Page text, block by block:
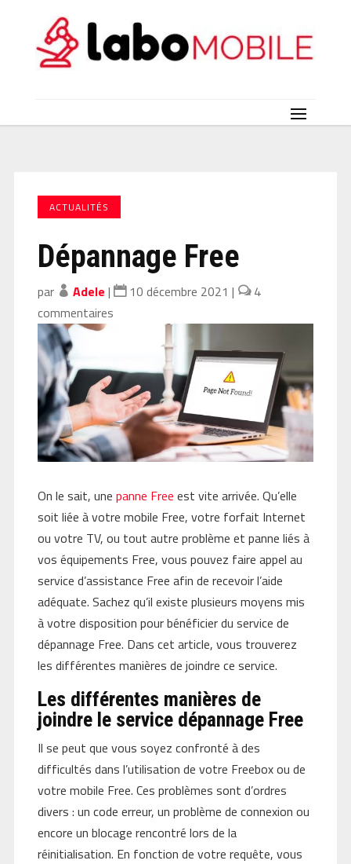
ACTUALITÉS
Dépannage Free
par Adele | 10 décembre 2021 |
4
commentaires
On le sait, une panne Free est vite arrivée. Qu’elle
soit liée à votre mobile Free, votre forfait Internet
ou votre TV, ou tout autre problème et panne liés à
vos équipements Free, vous pouvez faire appel au
service d’assistance Free afin de recevoir l’aide
adéquate. Sachez qu’il existe plusieurs moyens mis
à votre disposition pour bénéficier du service de
dépannage Free. Dans cet article, vous trouverez
les différentes manières de joindre ce service.
Les différentes manières de
joindre le service dépannage Free
Il se peut que vous soyez confronté à des
difficultés dans l’utilisation de votre Freebox ou de
votre mobile Free. Ces problèmes sont d’ordres
divers : un code erreur, un problème de connexion ou
encore un blocage rencontré lors de la
réinitialisation. En fonction de votre requête, vous